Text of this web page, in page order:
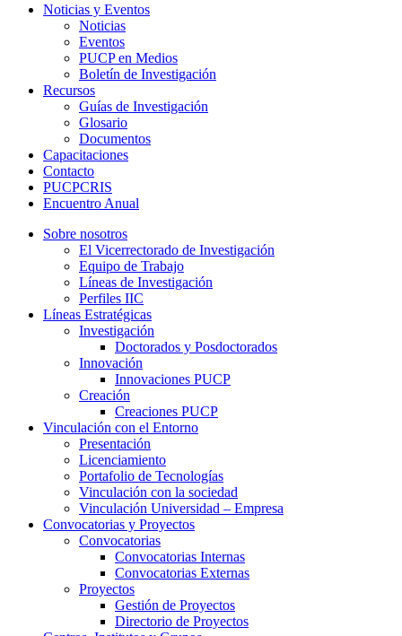
Noticias y Eventos
Noticias
Eventos
PUCP en Medios
Boletín de Investigación
Recursos
Guías de Investigación
Glosario
Documentos
Capacitaciones
Contacto
PUCPCRIS
Encuentro Anual
Sobre nosotros
El Vicerrectorado de Investigación
Equipo de Trabajo
Líneas de Investigación
Perfiles IIC
Líneas Estratégicas
Investigación
Doctorados y Posdoctorados
Innovación
Innovaciones PUCP
Creación
Creaciones PUCP
Vinculación con el Entorno
Presentación
Licenciamiento
Portafolio de Tecnologías
Vinculación con la sociedad
Vinculación Universidad – Empresa
Convocatorias y Proyectos
Convocatorias
Convocatorias Internas
Convocatorias Externas
Proyectos
Gestión de Proyectos
Directorio de Proyectos